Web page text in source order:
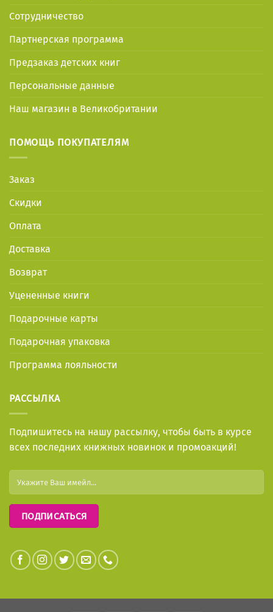
Сотрудничество
Партнерская программа
Предзаказ детских книг
Персональные данные
Наш магазин в Великобритании
ПОМОЩЬ ПОКУПАТЕЛЯМ
Заказ
Скидки
Оплата
Доставка
Возврат
Уцененные книги
Подарочные карты
Подарочная упаковка
Программа лояльности
РАССЫЛКА
Подпишитесь на нашу рассылку, чтобы быть в курсе
всех последних книжных новинок и промоакций!